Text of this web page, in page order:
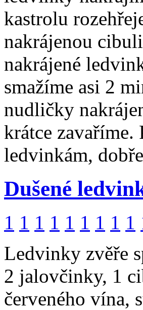
kastrolu
nakrájenou
nakrájené
smažíme asi 2
nudličky
krátce
ledvinkám,
Dušené
1 1 1 1 1 1 1 1 1
Ledvinky zvěře
2 jalovčinky, 1
červeného vína,